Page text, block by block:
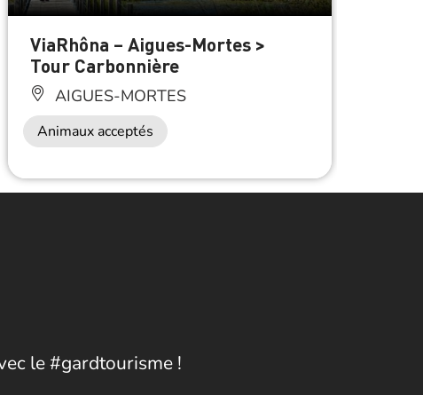
ViaRhôna – Aigues-Mortes >
Tour Carbonnière
AIGUES-MORTES
Animaux acceptés
le #gardtourisme !